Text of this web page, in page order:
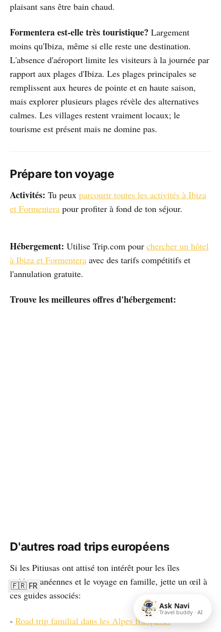
plaisant sans être bain chaud.
Formentera est-elle très touristique? Largement
moins qu'Ibiza, même si elle reste une destination.
L'absence d'aéroport limite les visiteurs à la journée par
rapport aux plages d'Ibiza. Les plages principales se
remplissent aux heures de pointe et en haute saison,
mais explorer plusieurs plages révèle des alternatives
calmes. Les villages restent vraiment locaux; le
tourisme est présent mais ne domine pas.
Prépare ton voyage
Activités: Tu peux parcourir toutes les activités à Ibiza
et Formentera pour profiter à fond de ton séjour.
Hébergement: Utilise Trip.com pour chercher un hôtel
à Ibiza et Formentera avec des tarifs compétitifs et
l'annulation gratuite.
Trouve les meilleures offres d'hébergement:
D'autres road trips européens
Si les Pitiusas ont attisé ton intérêt pour les îles
méditerranéennes et le voyage en famille, jette un œil à
ces guides associés:
- Road trip familial dans les Alpes françaises—
Ask Navi
Travel buddy · AI
🇫🇷 FR